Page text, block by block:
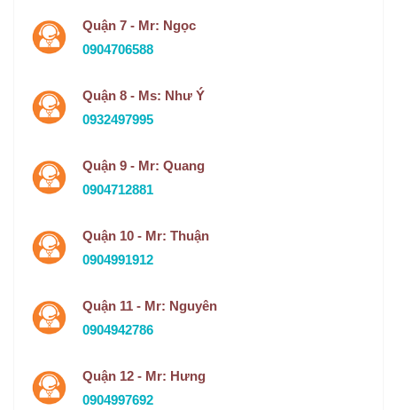
Quận 7 - Mr: Ngọc
0904706588
Quận 8 - Ms: Như Ý
0932497995
Quận 9 - Mr: Quang
0904712881
Quận 10 - Mr: Thuận
0904991912
Quận 11 - Mr: Nguyên
0904942786
Quận 12 - Mr: Hưng
0904997692